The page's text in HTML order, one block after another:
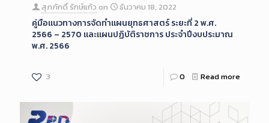
สุภภักดิ์ รักษ์แก้ว on ธันวาคม 18, 2022
คู่มือแนวทางการจัดทำแผนยุทธศาสตร์ ระยะที่ 2 พ.ศ.
2566 – 2570 และแผนปฏิบัติราชการ ประจำปีงบประมาณ
พ.ศ. 2566
3 0 Read more